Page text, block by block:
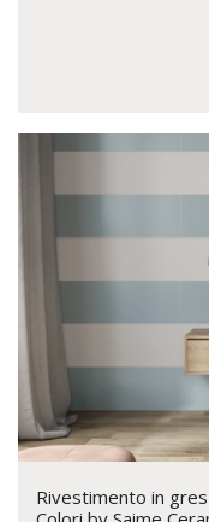
Rivestimento in